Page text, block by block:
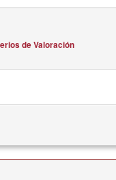
de Valoración